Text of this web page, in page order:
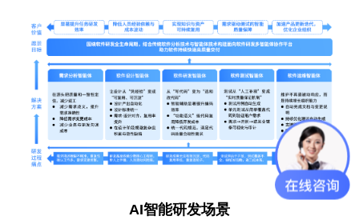
AI智能研发场景